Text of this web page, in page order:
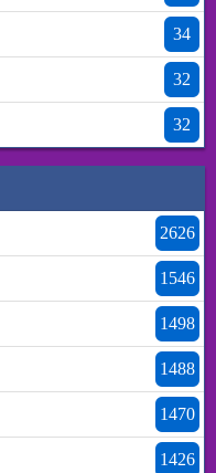
34
32
32
2626
1546
1498
1488
1470
1426